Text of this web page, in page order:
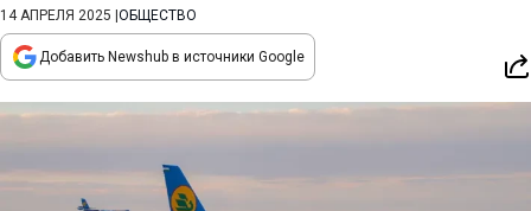
14 АПРЕЛЯ 2025 ОБЩЕСТВО
Добавить Newshub в источники Google